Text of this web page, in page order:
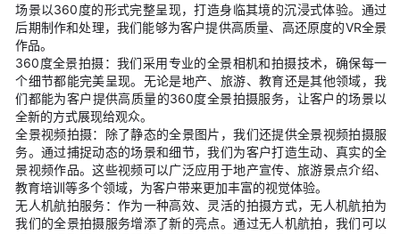
场景以360度的形式完整呈现，打造身临其境的沉浸式体验。通过
后期制作和处理，我们能够为客户提供高质量、高还原度的VR全景
作品。
360度全景拍摄：我们采用专业的全景相机和拍摄技术，确保每一
个细节都能完美呈现。无论是地产、旅游、教育还是其他领域，我
们都能为客户提供高质量的360度全景拍摄服务，让客户的场景以
全新的方式展现给观众。
全景视频拍摄：除了静态的全景图片，我们还提供全景视频拍摄服
务。通过捕捉动态的场景和细节，我们为客户打造生动、真实的全
景视频作品。这些视频可以广泛应用于地产宣传、旅游景点介绍、
教育培训等多个领域，为客户带来更加丰富的视觉体验。
无人机航拍服务：作为一种高效、灵活的拍摄方式，无人机航拍为
我们的全景拍摄服务增添了新的亮点。通过无人机航拍，我们可以